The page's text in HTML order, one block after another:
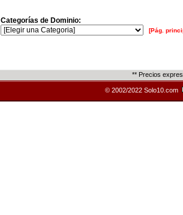
Categorías de Dominio:
[Pág.
** Precios
© 2002/2022 Solo10.com